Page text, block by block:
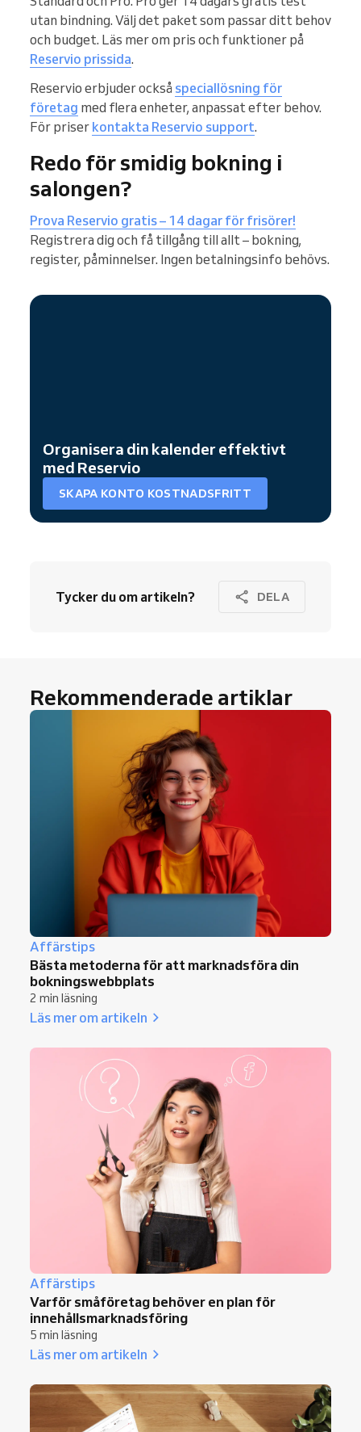
utan bindning. Välj det paket som passar ditt behov
och budget. Läs mer om pris och funktioner på
Reservio prissida.
Reservio erbjuder också speciallösning för
företag med flera enheter, anpassat efter behov.
För priser kontakta Reservio support.
Redo för smidig bokning i
salongen?
Prova Reservio gratis – 14 dagar för frisörer!
Registrera dig och få tillgång till allt – bokning,
register, påminnelser. Ingen betalningsinfo behövs.
Organisera din kalender effektivt
med Reservio
SKAPA KONTO KOSTNADSFRITT
Tycker du om artikeln? DELA
Rekommenderade artiklar
Affärstips
Bästa metoderna för att marknadsföra din
bokningswebbplats
2 min läsning
Läs mer om artikeln
Affärstips
Varför småföretag behöver en plan för
innehållsmarknadsföring
5 min läsning
Läs mer om artikeln